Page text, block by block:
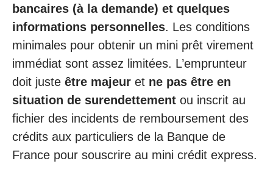
bancaires (à la demande) et quelques
informations personnelles. Les conditions
minimales pour obtenir un mini prêt virement
immédiat sont assez limitées. L’emprunteur
doit juste être majeur et ne pas être en
situation de surendettement ou inscrit au
fichier des incidents de remboursement des
crédits aux particuliers de la Banque de
France pour souscrire au mini crédit express.